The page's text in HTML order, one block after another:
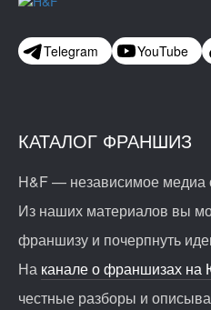
Почему премиальный уход за
176
Франшиза кафе: рейтинг
открытия заведения
Telegram YouTube
КАТАЛОГ ФРАНШИЗ
H&F — независимое медиа
Из наших материалов вы
франшизу и почерпнуть
На канале о франшизах на
честные разборы и